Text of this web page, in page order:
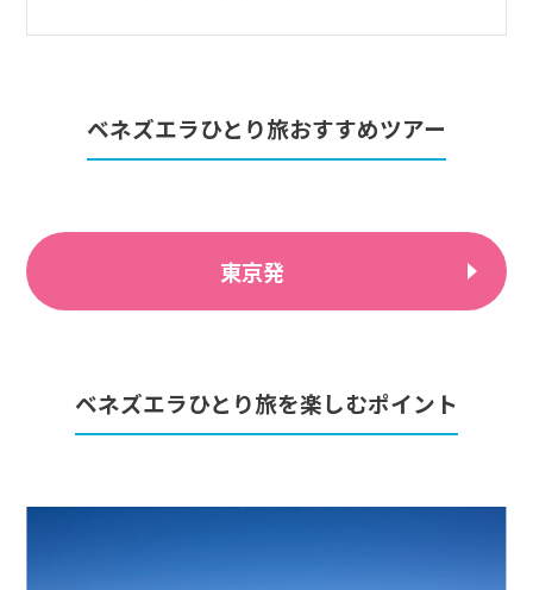
ベネズエラひとり旅おすすめツアー
東京発
ベネズエラひとり旅を楽しむポイント